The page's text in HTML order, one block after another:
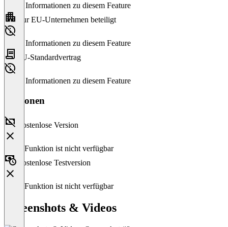
Keine Informationen zu diesem Feature
Nur EU-Unternehmen beteiligt
Keine Informationen zu diesem Feature
EU-Standardvertrag
Keine Informationen zu diesem Feature
Versionen
Kostenlose Version
Diese Funktion ist nicht verfügbar
Kostenlose Testversion
Diese Funktion ist nicht verfügbar
Screenshots & Videos